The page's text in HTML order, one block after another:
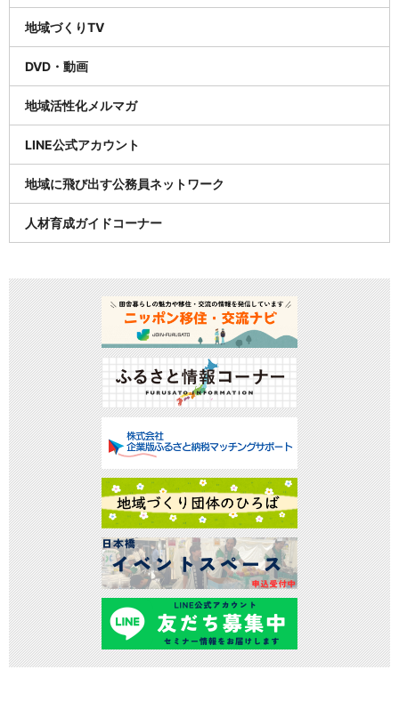
地域づくりTV
DVD・動画
地域活性化メルマガ
LINE公式アカウント
地域に飛び出す公務員ネットワーク
人材育成ガイドコーナー